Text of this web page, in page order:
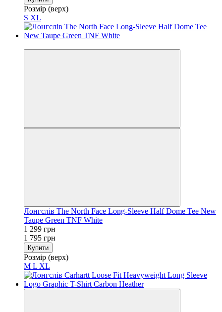
Розмір (верх)
S XL
Лонгслів The North Face Long-Sleeve Half Dome Tee New
Taupe Green TNF White
1 299 грн
1 795 грн
Купити
Розмір (верх)
M L XL